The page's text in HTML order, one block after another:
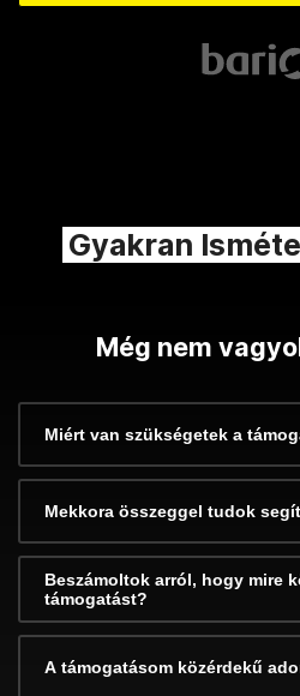
Gyakran
Még nem
Miért van szükségetek a
Mekkora összeggel tudok
Beszámoltok arról, hogy mire
támogatást?
A támogatásom közérdekű